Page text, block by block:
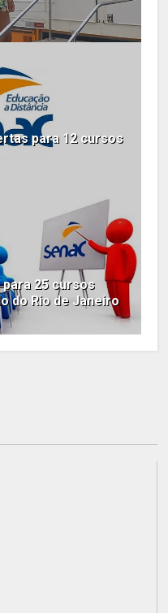
para 12 cursos
25 cursos
do Rio de Janeiro